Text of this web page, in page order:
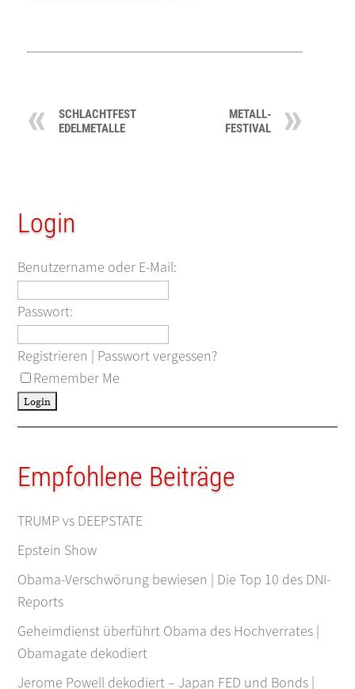
SCHLACHTFEST
EDELMETALLE
METALL-
FESTIVAL
Login
Benutzername oder E-Mail:
Passwort:
Registrieren | Passwort vergessen?
Remember Me
Empfohlene Beiträge
TRUMP vs DEEPSTATE
Epstein Show
Obama-Verschwörung bewiesen | Die Top 10 des DNI-
Reports
Geheimdienst überführt Obama des Hochverrates |
Obamagate dekodiert
Jerome Powell dekodiert – Japan FED und Bonds |